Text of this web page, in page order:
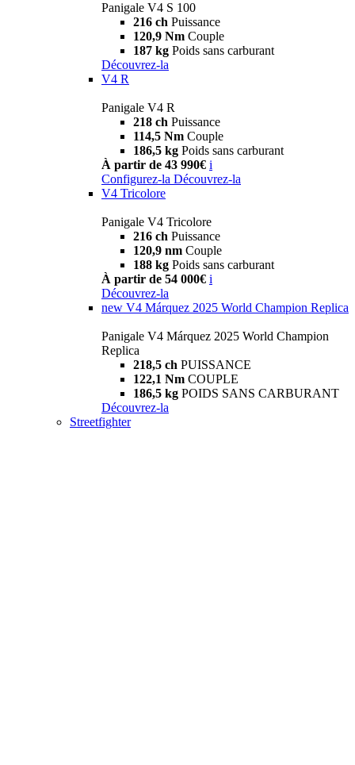
Panigale V4 S 100
216 ch Puissance
120,9 Nm Couple
187 kg Poids sans carburant
Découvrez-la
V4 R
Panigale V4 R
218 ch Puissance
114,5 Nm Couple
186,5 kg Poids sans carburant
À partir de 43 990€ i
Configurez-la Découvrez-la
V4 Tricolore
Panigale V4 Tricolore
216 ch Puissance
120,9 nm Couple
188 kg Poids sans carburant
À partir de 54 000€ i
Découvrez-la
new V4 Márquez 2025 World Champion Replica
Panigale V4 Márquez 2025 World Champion
Replica
218,5 ch PUISSANCE
122,1 Nm COUPLE
186,5 kg POIDS SANS CARBURANT
Découvrez-la
Streetfighter